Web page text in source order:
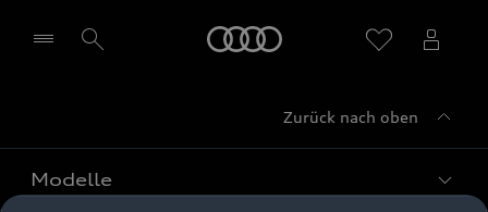
Zurück nach oben
Modelle